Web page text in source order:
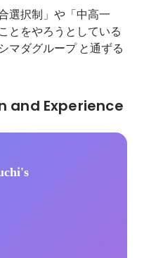
選択制」や「中高一
とをやろうとしている
マダグループ と通ずる